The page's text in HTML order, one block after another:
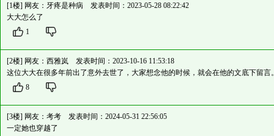
[1楼] 网友： 牙疼是种病 发表时间：2023-05-28 08:22:42
大大怎么了
1
[2楼] 网友： 西雅岚
发表时间：2023-10-16 11:53:18
这位大大在很多年前出了意外去世了，大家想念他的时候，就会在他的文底下留言
8
[3楼] 网友： 考考 发表时间：2024-05-31 22:56:05
一定她也穿越了